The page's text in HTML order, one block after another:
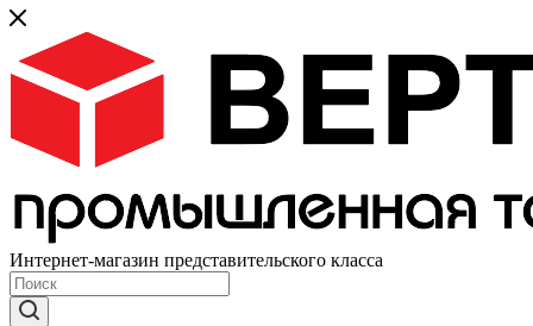
Интернет-магазин представительского класса